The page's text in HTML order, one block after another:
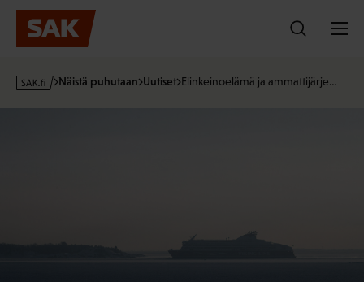
Hyppää
sisältöön
s
Näistä puhutaan Uutiset Elinkeinoelämä ja ammattijärje…